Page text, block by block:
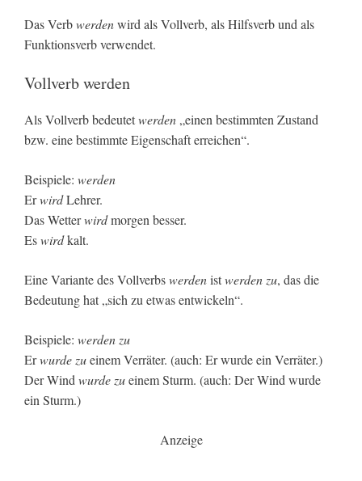
Das Verbwerdenwird als Vollverb, als Hilfsverb und als
Funktionsverb verwendet.
Vollverb werden
Als Vollverb bedeutetwerden „einen bestimmten Zustand
bzw. eine bestimmte Eigenschaft erreichen“.
Beispiele: werden
ErwirdLehrer.
Das Wetterwirdmorgen besser.
Eswirdkalt.
Eine Variante des Vollverbswerdenistwerden zu, das die
Bedeutung hat „sich zu etwas entwickeln“.
Beispiele: werden zu
Erwurde zueinem Verräter. (auch: Er wurde ein Verräter.)
Der Wind wurde zueinem Sturm. (auch: Der Wind wurde
ein Sturm.)
Anzeige